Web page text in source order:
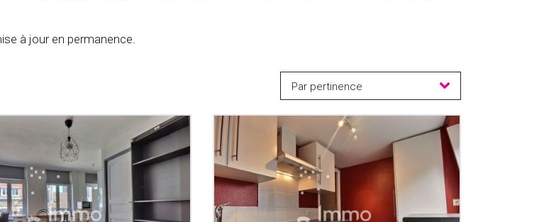
à jour en permanence.
Par pertinence